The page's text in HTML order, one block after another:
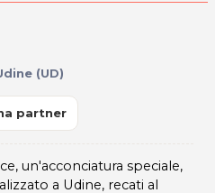
(UD)
partner
un'acconciatura speciale,
a Udine, recati al